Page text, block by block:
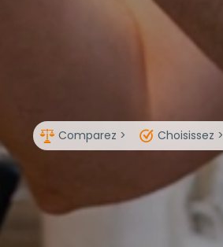
Comparez > Choisissez >